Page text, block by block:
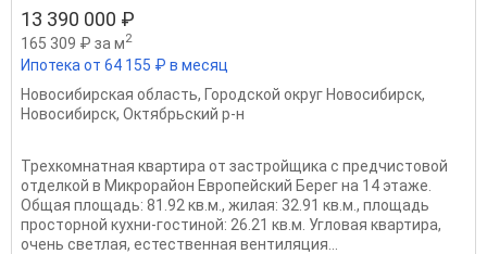
13 390 000 ₽
165 309 ₽ за м2
Ипотека от 64 155 ₽ в месяц
Новосибирская область, Городской округ Новосибирск,
Новосибирск, Октябрьский р-н
Трехкомнатная квартира от застройщика с предчистовой
отделкой в Микрорайон Европейский Берег на 14 этаже.
Общая площадь: 81.92 кв.м., жилая: 32.91 кв.м., площадь
просторной кухни-гостиной: 26.21 кв.м. Угловая квартира,
очень светлая, естественная вентиляция...